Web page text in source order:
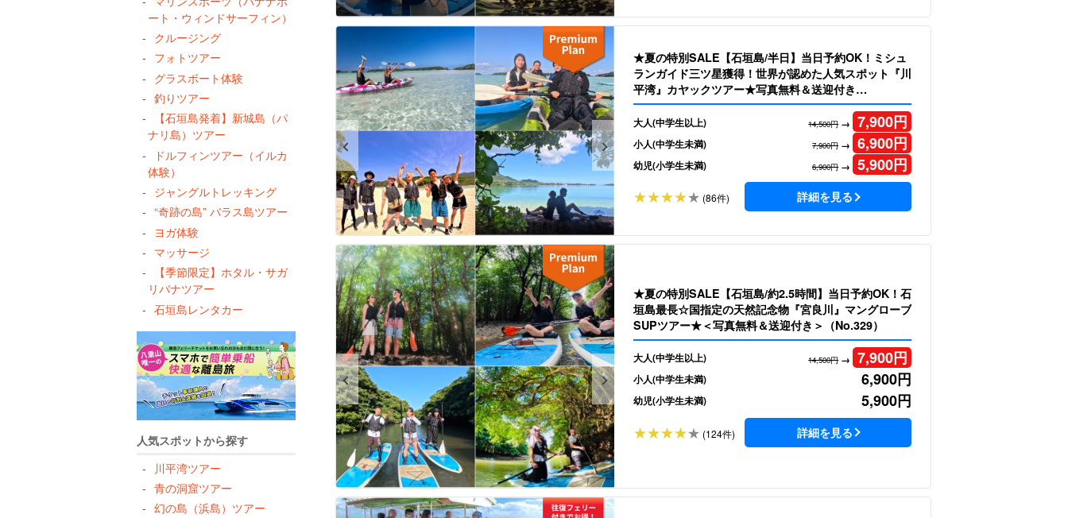
ート・ウィンドサーフィン）
クルージング
フォトツアー
グラスボート体験
釣りツアー
【石垣島発着】新城島（パ
ナリ島）ツアー
ドルフィンツアー（イルカ
体験）
ジャングルトレッキング
“奇跡の島” バラス島ツアー
ヨガ体験
マッサージ
【季節限定】ホタル・サガ
リバナツアー
石垣島レンタカー
人気スポットから探す
川平湾ツアー
青の洞窟ツアー
幻の島（浜島）ツアー
★夏の特別SALE【石垣島/半日】当日予約OK！ミシュ
ランガイド三ツ星獲得！世界が認めた人気スポット『川
平湾』カヤックツアー★写真無料＆送迎付き
（No.302）
大人(中学生以上) 14,500円→ 7,900円
小人(中学生未満) 7,900円→ 6,900円
幼児(小学生未満) 6,900円→ 5,900円
(86件) 詳細を見る
★夏の特別SALE【石垣島/約2.5時間】当日予約OK！石
垣島最長☆国指定の天然記念物『宮良川』マングローブ
SUPツアー★＜写真無料＆送迎付き＞（No.329）
大人(中学生以上) 14,500円→ 7,900円
小人(中学生未満) 6,900円
幼児(小学生未満) 5,900円
(124件) 詳細を見る